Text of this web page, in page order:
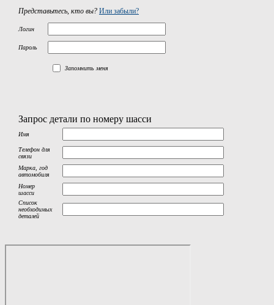
Представьтесь, кто вы? Или забыли?
Логин
Пароль
Запомнить меня
Запрос детали по номеру шасси
Имя
Телефон для
связи
Марка, год
автомобиля
Номер
шасси
Список
необходимых
деталей